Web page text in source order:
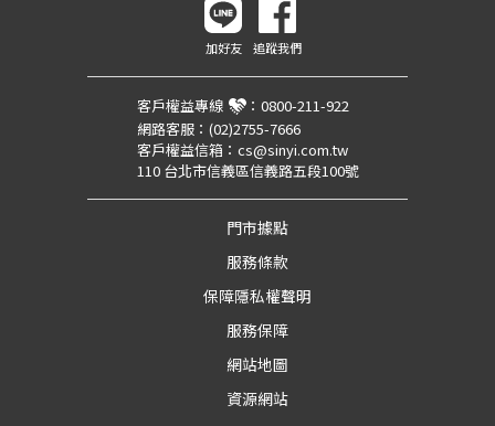
加好友 追蹤我們
客戶權益專線 ： 0800-211-922
網路客服： (02)2755-7666
客戶權益信箱： cs@sinyi.com.tw
110 台北市信義區信義路五段100號
門市據點
服務條款
保障隱私權聲明
服務保障
網站地圖
資源網站